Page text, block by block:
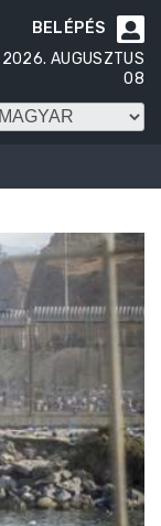

BELÉPÉS
2026. AUGUSZTUS
08